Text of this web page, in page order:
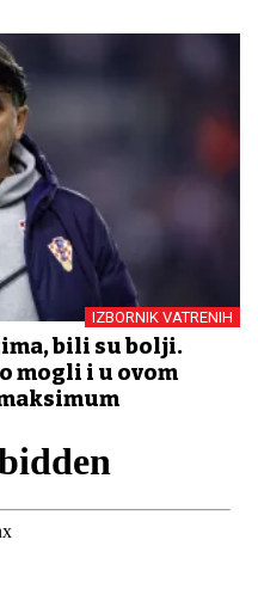
IZBORNIK VATRENIH
bili su bolji.
mogli i u ovom